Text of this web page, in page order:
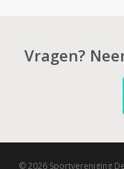
Vragen?
© 2026 Sportvereniging